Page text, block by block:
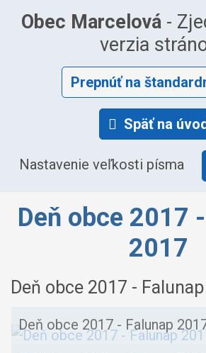
Obec Marcelová-
verzia
Prepnúť na
Späť na
Nastavenie veľkosti písma
Deň obce 2017
2017
Deň obce 2017 -
Deň obce 2017 - Falunap